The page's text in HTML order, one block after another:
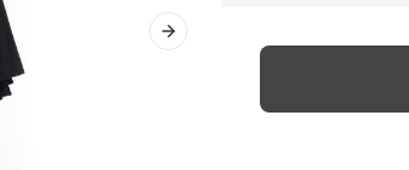
Next slide